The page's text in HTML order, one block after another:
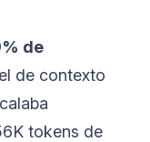
de
de contexto
tokens de